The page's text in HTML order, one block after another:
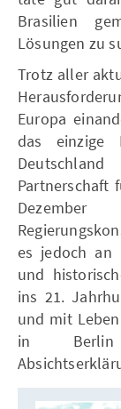
Brasilien
Lösungen zu
Trotz aller
Europa
das einzige
Partnerschaft
es jedoch an
und
ins 21.
und mit
in Berlin